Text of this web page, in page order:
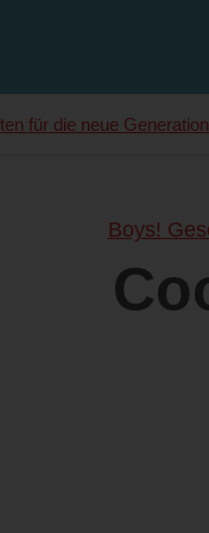
für die neue
Boys!